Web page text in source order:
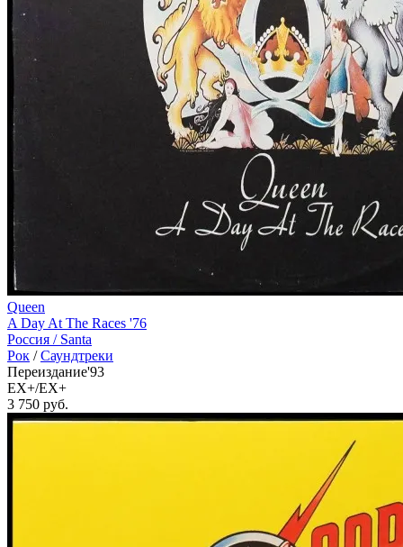
Queen
A Day At The Races '76
Россия / Santa
Рок /Саундтреки
Переиздание'93
EX+/EX+
3 750 руб.